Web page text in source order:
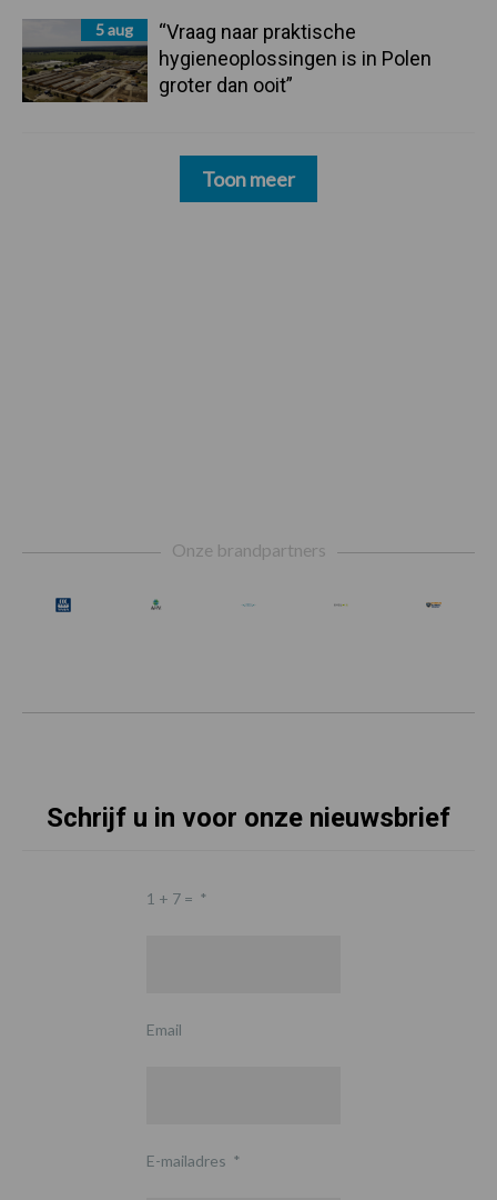
5 aug
“Vraag naar praktische
hygieneoplossingen is in Polen
groter dan ooit”
Toon meer
Onze brandpartners
Schrijf u in voor onze nieuwsbrief
1 + 7 = *
Email
E-mailadres *